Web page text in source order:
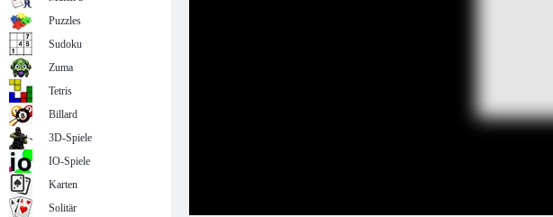
Puzzles
Sudoku
Zuma
Tetris
Billard
3D-Spiele
IO-Spiele
Karten
Solitär